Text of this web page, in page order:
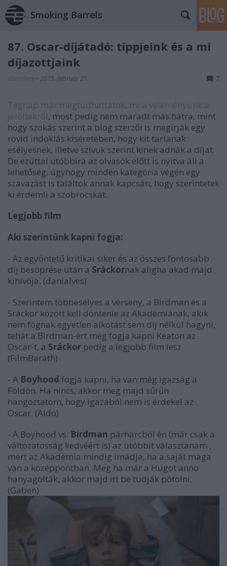
Smoking Barrels
87. Oscar-díjátadó: tippjeink és a mi
díjazottjaink
• 2015. február 21. 7
, most pedig nem maradt más hátra, mint
hogy szokás szerint a blog szerzői is megírják egy
rövid indoklás kíséretében, hogy kit tartanak
esélyesnek, illetve szívük szerint kinek adnák a díjat.
De ezúttal utóbbira az olvasók előtt is nyitva áll a
lehetőség, úgyhogy minden kategória végén egy
szavazást is találtok annak kapcsán, hogy szerintetek
ki érdemli a szobrocskát.
Legjobb film
Aki szerintünk kapni fogja:
- Az egyöntetű kritikai siker és az összes fontosabb
díj besöprése után a Sráckornak aligha akad majd
kihívója. (danialves)
- Szerintem többesélyes a verseny, a Birdman és a
Sráckor között kell döntenie az Akadémiának, akik
nem fognak egyetlen alkotást sem díj nélkül hagyni,
tehát a Birdman-ért meg fogja kapni Keaton az
Oscar-t, a Sráckor pedig a legjobb film lesz
(FilmBaráth)
- A Boyhood fogja kapni, ha van még igazság a
Földön. Ha nincs, akkor meg majd sűrűn
hangoztatom, hogy igazából nem is érdekel az
Oscar. (Aldo)
- A Boyhood vs. Birdman párharcból én (már csak a
változatosság kedvéért is) az utóbbit választanám ,
mert az Akadémia mindig imádja, ha a saját maga
van a középpontban. Meg ha már a Hugot anno
hanyagolták, akkor majd itt be tudják pótolni.
(Gaben)